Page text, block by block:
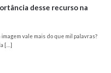
desse recurso na
vale mais do que mil palavras?
[…]